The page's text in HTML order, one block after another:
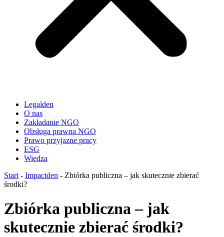
Legalden
O nas
Zakładanie NGO
Obsługa prawna NGO
Prawo przyjazne pracy
ESG
Wiedza
Start - Impactden - Zbiórka publiczna – jak skutecznie zbierać
środki?
Zbiórka publiczna – jak
skutecznie zbierać środki?